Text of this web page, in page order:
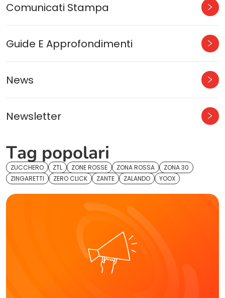
Comunicati Stampa
Guide E Approfondimenti
News
Newsletter
Tag popolari
ZUCCHERO ZTL ZONE ROSSE ZONA ROSSA
ZONA 30
ZINGARETTI
ZERO CLICK ZANTE ZALANDO YOOX